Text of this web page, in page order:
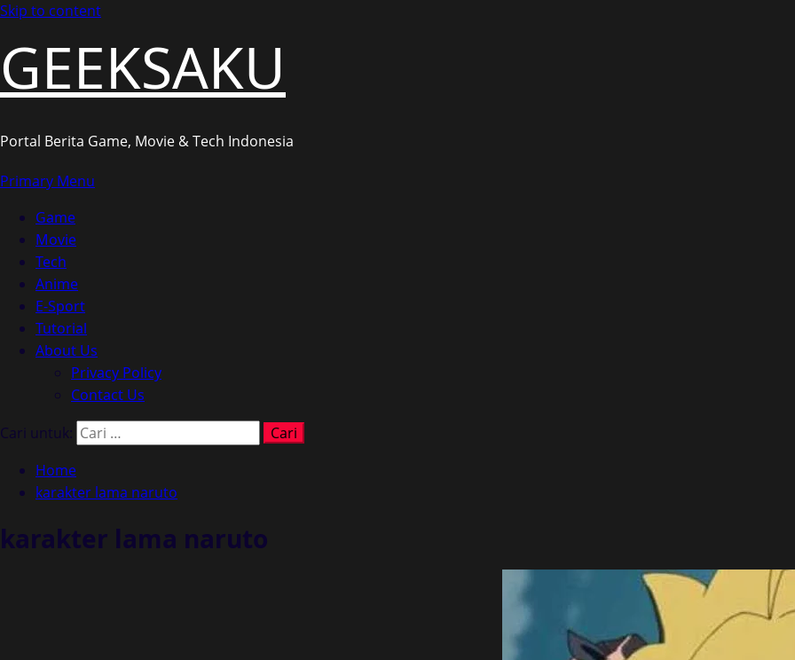
Skip to content
GEEKSAKU
Portal Berita Game, Movie & Tech Indonesia
Primary Menu
Game
Movie
Tech
Anime
E-Sport
Tutorial
About Us
Privacy Policy
Contact Us
Cari untuk:
Home
karakter lama naruto
karakter lama naruto